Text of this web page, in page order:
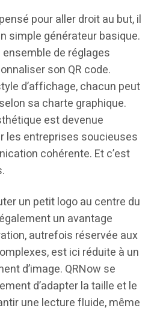
pour aller droit au but, il
simple générateur basique.
de réglages
son QR code.
d’affichage, chacun peut
sa charte graphique.
est devenue
les entreprises soucieuses
cohérente. Et c’est
un petit logo au centre du
un avantage
autrefois réservée aux
est ici réduite à un
d’image. QRNow se
d’adapter la taille et le
une lecture fluide, même